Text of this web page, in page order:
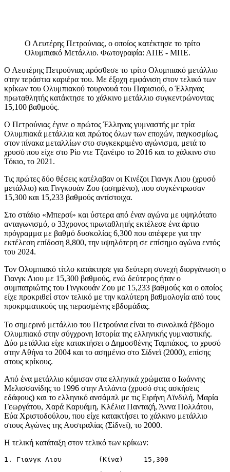
Ο Λευτέρης Πετρούνιας, ο οποίος κατέκτησε το τρίτο
Ολυμπιακό Μετάλλιο. Φωτογραφία: ΑΠΕ - ΜΠΕ.
Ο Λευτέρης Πετρούνιας πρόσθεσε το τρίτο Ολυμπιακό μετάλλιο
στην τεράστια καριέρα του. Με έξοχη εμφάνιση στον τελικό των
κρίκων του Ολυμπιακού τουρνουά του Παρισιού, ο Έλληνας
πρωταθλητής κατάκτησε το χάλκινο μετάλλιο συγκεντρώνοντας
15,100 βαθμούς.
Ο Πετρούνιας έγινε ο πρώτος Έλληνας γυμναστής με τρία
Ολυμπιακά μετάλλια και πρώτος όλων των εποχών, παγκοσμίως,
στον πίνακα μεταλλίων στο συγκεκριμένο αγώνισμα, μετά το
χρυσό που είχε στο Ρίο ντε Τζανέιρο το 2016 και το χάλκινο στο
Τόκιο, το 2021.
Τις πρώτες δύο θέσεις κατέλαβαν οι Κινέζοι Γιανγκ Λιου (χρυσό
μετάλλιο) και Γινγκουάν Ζου (ασημένιο), που συγκέντρωσαν
15,300 και 15,233 βαθμούς αντίστοιχα.
Στο στάδιο «Μπερσί» και ύστερα από έναν αγώνα με υψηλότατο
ανταγωνισμό, ο 33χρονος πρωταθλητής εκτέλεσε ένα άρτιο
πρόγραμμα με βαθμό δυσκολίας 6,300 που απέφερε για την
εκτέλεση επίδοση 8,800, την υψηλότερη σε επίσημο αγώνα εντός
του 2024.
Τον Ολυμπιακό τίτλο κατάκτησε για δεύτερη συνεχή διοργάνωση ο
Γιανγκ Λιου με 15,300 βαθμούς, ενώ δεύτερος ήταν ο
συμπατριώτης του Γινγκουάν Ζου με 15,233 βαθμούς και ο οποίος
είχε προκριθεί στον τελικό με την καλύτερη βαθμολογία από τους
προκριματικούς της περασμένης εβδομάδας.
Το σημερινό μετάλλιο του Πετρούνια είναι το συνολικά έβδομο
Ολυμπιακό στην σύγχρονη Ιστορία της ελληνικής γυμναστικής.
Δύο μετάλλια είχε κατακτήσει ο Δημοσθένης Ταμπάκος, το χρυσό
στην Αθήνα το 2004 και το ασημένιο στο Σίδνεϊ (2000), επίσης
στους κρίκους.
Από ένα μετάλλιο κόμισαν στα ελληνικά χρώματα ο Ιωάννης
Μελισσανίδης το 1996 στην Ατλάντα (χρυσό στις ασκήσεις
εδάφους) και το ελληνικό ανσάμπλ με τις Ειρήνη Αϊνδιλή, Μαρία
Γεωργάτου, Χαρά Καρυάμη, Κλέλια Πανταζή, Άννα Πολλάτου,
Εύα Χριστοδούλου, που είχε κατακτήσει το χάλκινο μετάλλιο
στους Αγώνες της Αυστραλίας (Σίδνεϊ), το 2000.
Η τελική κατάταξη στον τελικό των κρίκων:
1. Γιανγκ Λιου         (Κίνα)     15,300